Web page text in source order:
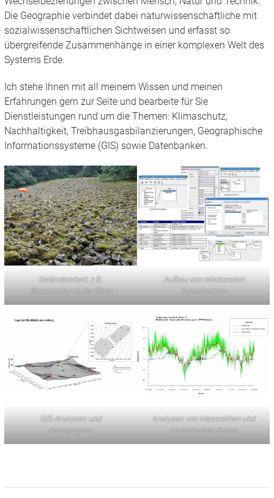
Die Geographie verbindet dabei naturwissenschaftliche mit
sozialwissenschaftlichen Sichtweisen und erfasst so
übergreifende Zusammenhänge in einer komplexen Welt des
Systems Erde.
Ich stehe Ihnen mit all meinem Wissen und meinen
Erfahrungen gern zur Seite und bearbeite für Sie
Dienstleistungen rund um die Themen: Klimaschutz,
Nachhaltigkeit, Treibhausgasbilanzierungen, Geographische
Informationssysteme (GIS) sowie Datenbanken.
Geländearbeit, z.B.
Blockhalden in der Rhön
Aufbau von relationalen
Datenbanken
GIS-Analysen und
Kartographie
Analysen von Messreihen und
statistischen Daten